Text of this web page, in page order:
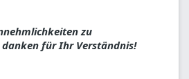
zu
für Ihr Verständnis!